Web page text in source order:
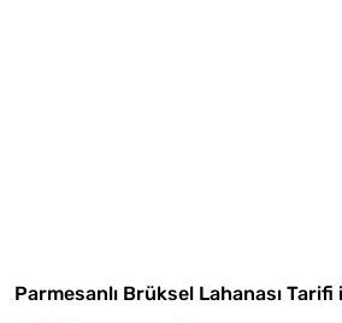
Parmesanlı Brüksel Lahanası Tarifi